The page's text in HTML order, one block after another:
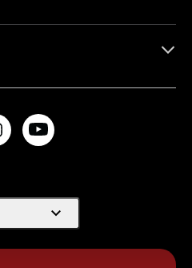
expand_more